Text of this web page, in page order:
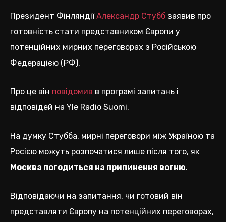
Президент ФінляндіїАлександр Стубб заявив про
готовність стати представником Європи у
потенційних мирних переговорах з Російською
Федерацією (РФ).
Про це він повідомив в програмі запитань і
відповідей на Yle Radio Suomi.
На думку Стубба, мирні переговори між Україною та
Росією можуть розпочатися лише після того, як
Москва погодиться на припинення вогню.
Відповідаючи на запитання, чи готовий він
представляти Європу на потенційних переговорах,